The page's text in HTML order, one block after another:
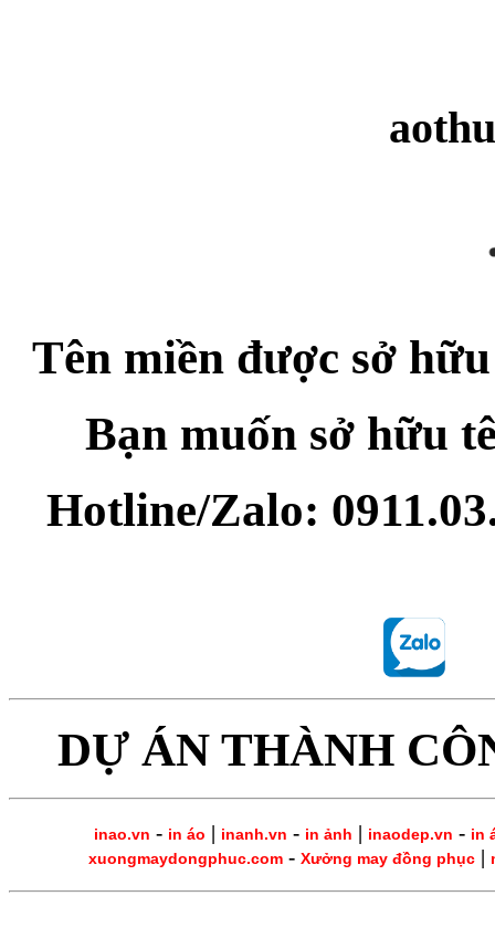
Tên miền được sở
Bạn muốn sở hữu
Hotline/Zalo:
DỰ ÁN THÀNH
inao.vn - in áo | inanh.vn - in ảnh | inaodep.vn - in
xuongmaydongphuc.com- Xưởng may đồng phục|